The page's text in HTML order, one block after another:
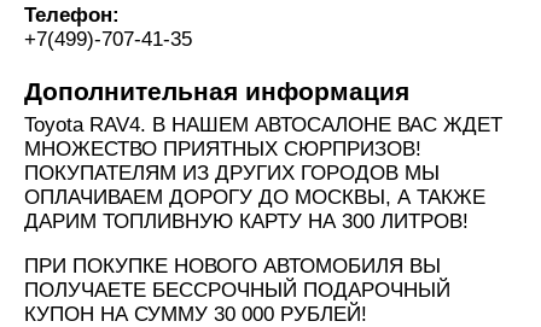
Телефон:
+7(499)-707-41-35
Дополнительная информация
Toyota RAV4. В НАШЕМ АВТОСАЛОНЕ ВАС ЖДЕТ
МНОЖЕСТВО ПРИЯТНЫХ СЮРПРИЗОВ!
ПОКУПАТЕЛЯМ ИЗ ДРУГИХ ГОРОДОВ МЫ
ОПЛАЧИВАЕМ ДОРОГУ ДО МОСКВЫ, А ТАКЖЕ
ДАРИМ ТОПЛИВНУЮ КАРТУ НА 300 ЛИТРОВ!
ПРИ ПОКУПКЕ НОВОГО АВТОМОБИЛЯ ВЫ
ПОЛУЧАЕТЕ БЕССРОЧНЫЙ ПОДАРОЧНЫЙ
КУПОН НА СУММУ 30 000 РУБЛЕЙ!